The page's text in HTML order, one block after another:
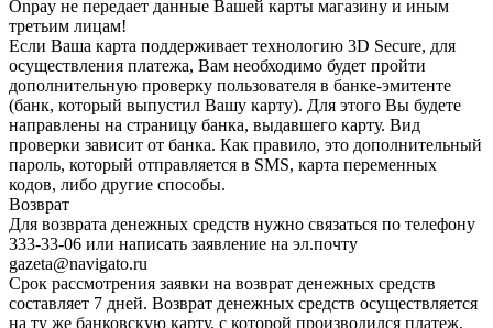
Onpay не передает данные Вашей карты магазину и иным
третьим лицам!
Если Ваша карта поддерживает технологию 3D Secure, для
осуществления платежа, Вам необходимо будет пройти
дополнительную проверку пользователя в банке-эмитенте
(банк, который выпустил Вашу карту). Для этого Вы будете
направлены на страницу банка, выдавшего карту. Вид
проверки зависит от банка. Как правило, это дополнительный
пароль, который отправляется в SMS, карта переменных
кодов, либо другие способы.
Возврат
Для возврата денежных средств нужно связаться по телефону
333-33-06 или написать заявление на эл.почту
gazeta@navigato.ru
Срок рассмотрения заявки на возврат денежных средств
составляет 7 дней. Возврат денежных средств осуществляется
на ту же банковскую карту, с которой производился платеж.